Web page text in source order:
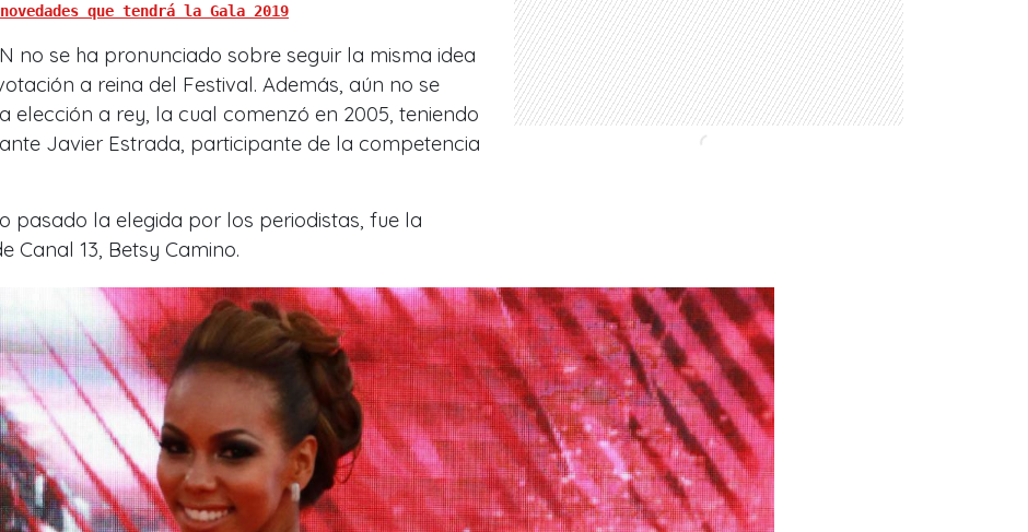
que tendrá la Gala 2019
no se ha pronunciado sobre seguir la misma idea
a reina del Festival. Además, aún no se
elección a rey, la cual comenzó en 2005, teniendo
Javier Estrada, participante de la competencia
pasado la elegida por los periodistas, fue la
Canal 13, Betsy Camino.